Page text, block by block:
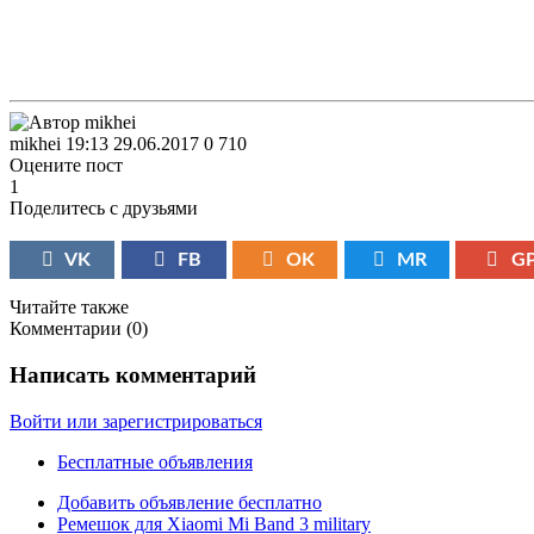
mikhei 19:13 29.06.2017 0 710
Оцените пост
1
Поделитесь с друзьями
VK FB OK MR
Читайте также
Комментарии (0)
Написать комментарий
Войти или зарегистрироваться
Бесплатные объявления
Добавить объявление бесплатно
Ремешок для Xiaomi Mi Band 3 military